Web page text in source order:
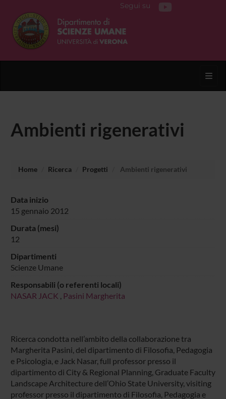
Segui su
Ambienti rigenerativi
Home Ricerca Progetti Ambienti rigenerativi
Data inizio
15 gennaio 2012
Durata (mesi)
12
Dipartimenti
Scienze Umane
Responsabili (o referenti locali)
NASAR JACK , Pasini Margherita
Ricerca condotta nell’ambito della collaborazione tra
Margherita Pasini, del dipartimento di Filosofia, Pedagogia
e Psicologia, e Jack Nasar, full professor presso il
dipartimento di City & Regional Planning, Graduate Faculty
Landscape Architecture dell’Ohio State University, visiting
professor presso il dipartimento di Filosofia, Pedagogia e